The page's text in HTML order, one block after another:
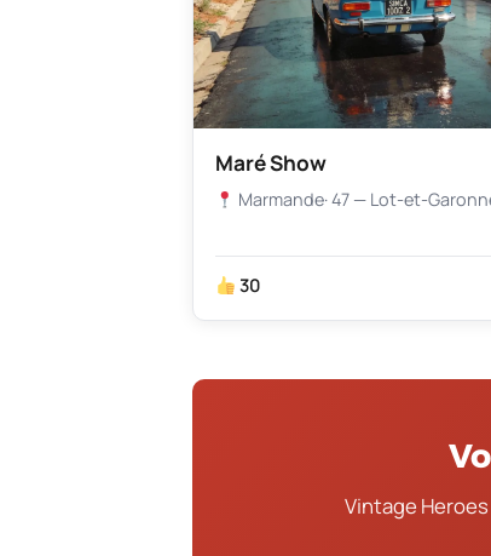
Maré Show
Marmande· 47 — Lot-et-
30
Vintage